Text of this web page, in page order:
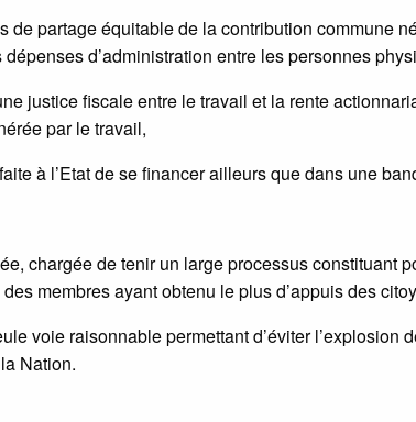
de partage équitable de la contribution commune
d’administration entre les personnes
justice fiscale entre le travail et la rente
par le travail,
à l’Etat de se financer ailleurs que dans une
chargée de tenir un large processus constituant
membres ayant obtenu le plus d’appuis des
voie raisonnable permettant d’éviter
Nation.